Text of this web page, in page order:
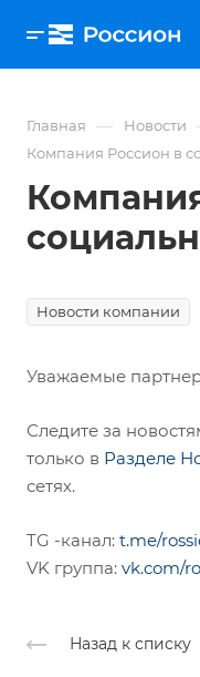
Главная — Новости
Компания Россион в
Новости компании
Уважаемые
Следите за
только в Разделе
сетях.
TG -канал: t.me/
VK группа: vk.com/
Назад к списку